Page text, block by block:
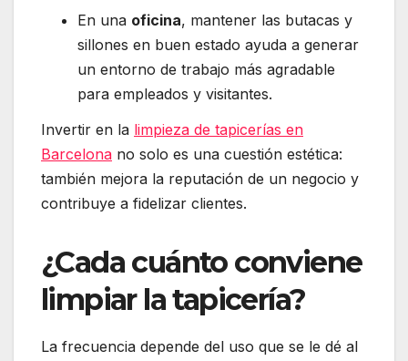
En una oficina, mantener las butacas y
sillones en buen estado ayuda a generar
un entorno de trabajo más agradable
para empleados y visitantes.
Invertir en la limpieza de tapicerías en
Barcelona no solo es una cuestión estética:
también mejora la reputación de un negocio y
contribuye a fidelizar clientes.
¿Cada cuánto conviene
limpiar la tapicería?
La frecuencia depende del uso que se le dé al